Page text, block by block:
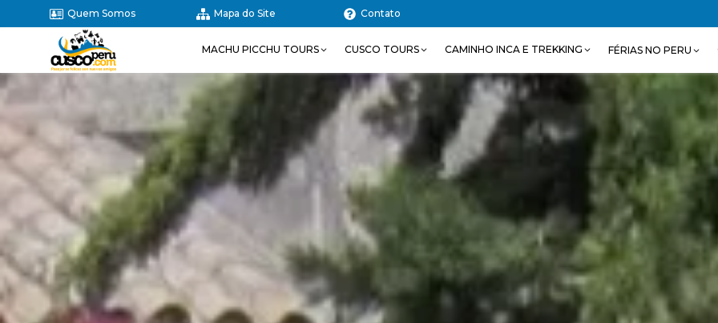
Quem Somos Mapa do Site Contato
MACHU PICCHU TOURS CUSCO TOURS CAMINHO INCA E TREKKING FÉRIAS NO PERU